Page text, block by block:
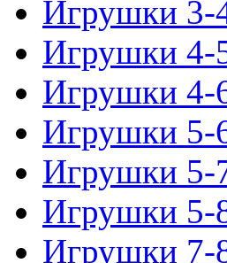
Игрушки 3-
Игрушки 4-
Игрушки 4-
Игрушки 5-
Игрушки 5-
Игрушки 5-
Игрушки 7-